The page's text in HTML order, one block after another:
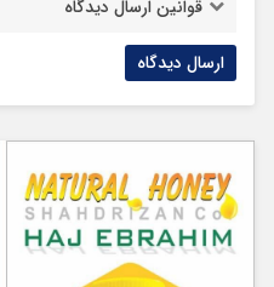
قوانین ارسال دیدگاه